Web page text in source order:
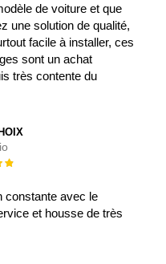
de voiture et que
une solution de qualité,
facile à installer, ces
sont un achat
très contente du
:
constante avec le
et housse de très